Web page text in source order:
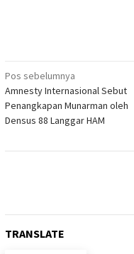
Navigasi
pos
Pos sebelumnya
Amnesty Internasional Sebut
Penangkapan Munarman oleh
Densus 88 Langgar HAM
TRANSLATE